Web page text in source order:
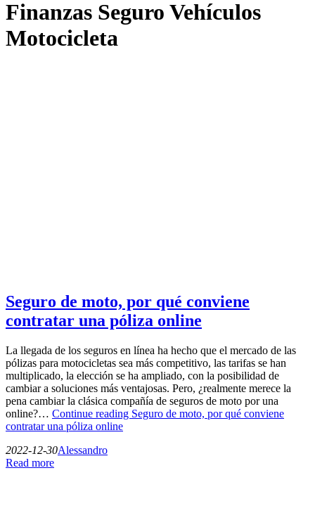
Finanzas Seguro Vehículos
Motocicleta
Seguro de moto, por qué conviene
contratar una póliza online
La llegada de los seguros en línea ha hecho que el mercado de las
pólizas para motocicletas sea más competitivo, las tarifas se han
multiplicado, la elección se ha ampliado, con la posibilidad de
cambiar a soluciones más ventajosas. Pero, ¿realmente merece la
pena cambiar la clásica compañía de seguros de moto por una
online?… Continue reading Seguro de moto, por qué conviene
contratar una póliza online
2022-12-30Alessandro
Read more